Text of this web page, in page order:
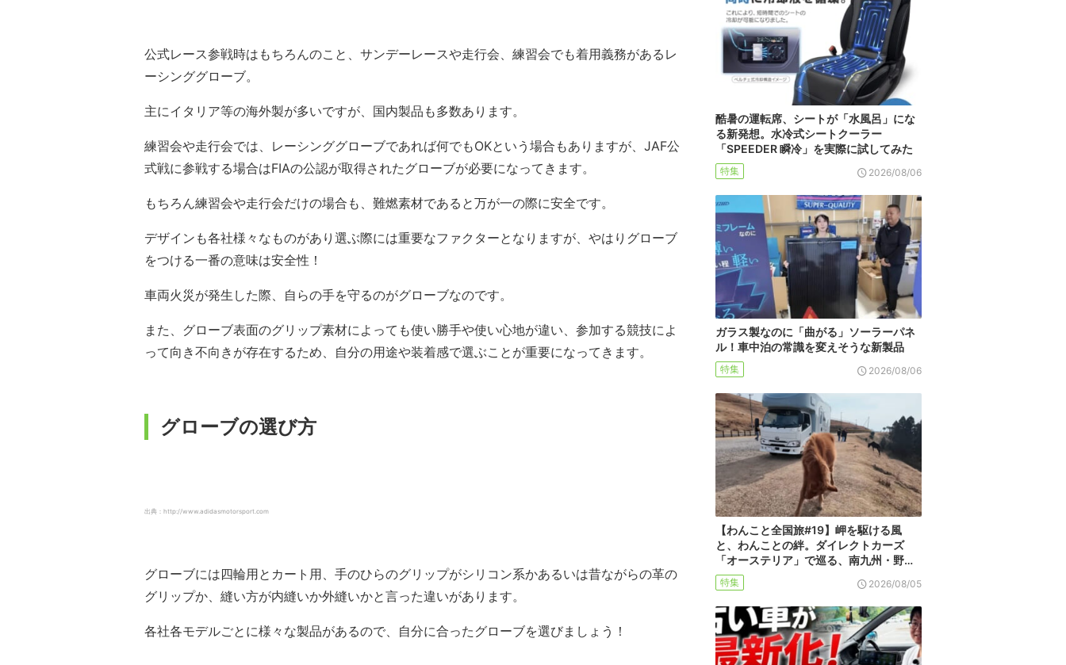
公式レース参戦時はもちろんのこと、サンデーレースや走行会、練習会でも着用義務があるレ
ーシンググローブ。
主にイタリア等の海外製が多いですが、国内製品も多数あります。
練習会や走行会では、レーシンググローブであれば何でもOKという場合もありますが、JAF公
式戦に参戦する場合はFIAの公認が取得されたグローブが必要になってきます。
もちろん練習会や走行会だけの場合も、難燃素材であると万が一の際に安全です。
デザインも各社様々なものがあり選ぶ際には重要なファクターとなりますが、やはりグローブ
をつける一番の意味は安全性！
車両火災が発生した際、自らの手を守るのがグローブなのです。
また、グローブ表面のグリップ素材によっても使い勝手や使い心地が違い、参加する競技によ
って向き不向きが存在するため、自分の用途や装着感で選ぶことが重要になってきます。
グローブの選び方
出典：http://www.adidasmotorsport.com
グローブには四輪用とカート用、手のひらのグリップがシリコン系かあるいは昔ながらの革の
グリップか、縫い方が内縫いか外縫いかと言った違いがあります。
各社各モデルごとに様々な製品があるので、自分に合ったグローブを選びましょう！
酷暑の運転席、シートが「水風呂」にな
る新発想。水冷式シートクーラー
「SPEEDER 瞬冷」を実際に試してみた
特集 2026/08/06
ガラス製なのに「曲がる」ソーラーパネ
ル！車中泊の常識を変えそうな新製品
特集 2026/08/06
【わんこと全国旅#19】岬を駆ける風
と、わんことの絆。ダイレクトカーズ
「オーステリア」で巡る、南九州・野…
特集 2026/08/05